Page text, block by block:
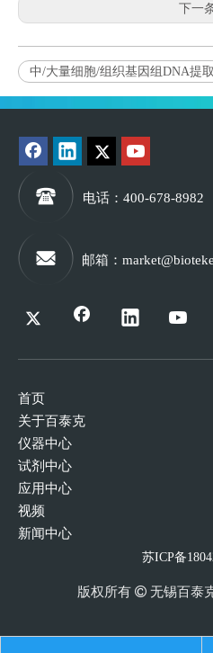
下一
中/大量细胞/组织基因组DNA提
电话 ：400-678-8982
邮箱 ：
首页
关于百泰克
仪器中心
试剂中心
应用中心
视频
新闻中心
苏ICP备
版权所有  无锡百泰